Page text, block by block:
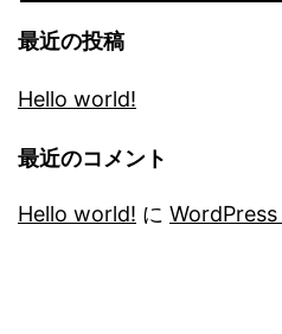
最近の投稿
Hello world!
最近のコメント
Hello world! に